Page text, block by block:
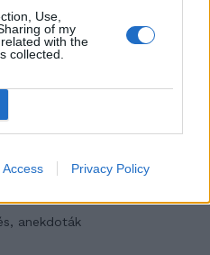
Use,
of my
with the
collected.
Access Privacy Policy
megosztó zsenialitása
ruhái
anekdoták